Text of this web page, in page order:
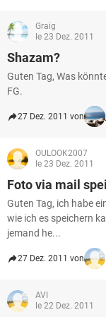
Graig
le 23 Dez. 2011
Shazam?
Guten Tag, Was
FG.
27 Dez. 2011 von
OULOOK2007
le 23 Dez. 2011
Foto via mail
Guten Tag, ich habe
wie ich es speichern
jemand he...
27 Dez. 2011 von
AVI
le 22 Dez. 2011